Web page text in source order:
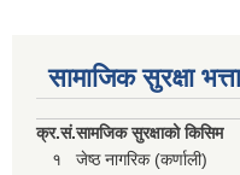
सामाजिक सुरक्षा
क्र.सं.सामजिक सुरक्षाको किसिम
१
जेष्ठ नागरिक (कर्णाली)